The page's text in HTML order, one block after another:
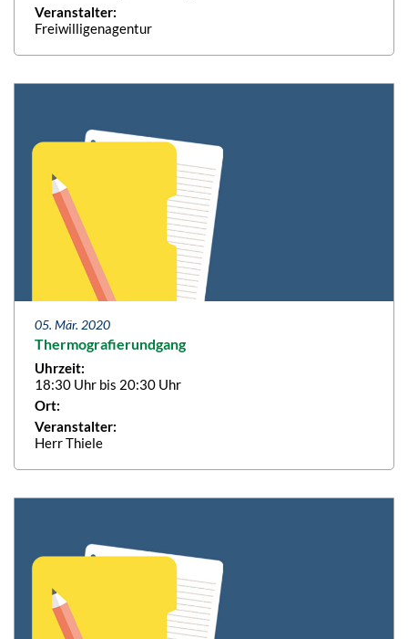
Veranstalter:
Freiwilligenagentur
05. Mär. 2020
Thermografierundgang
Uhrzeit:
18:30 Uhr bis 20:30 Uhr
Ort:
Veranstalter:
Herr Thiele